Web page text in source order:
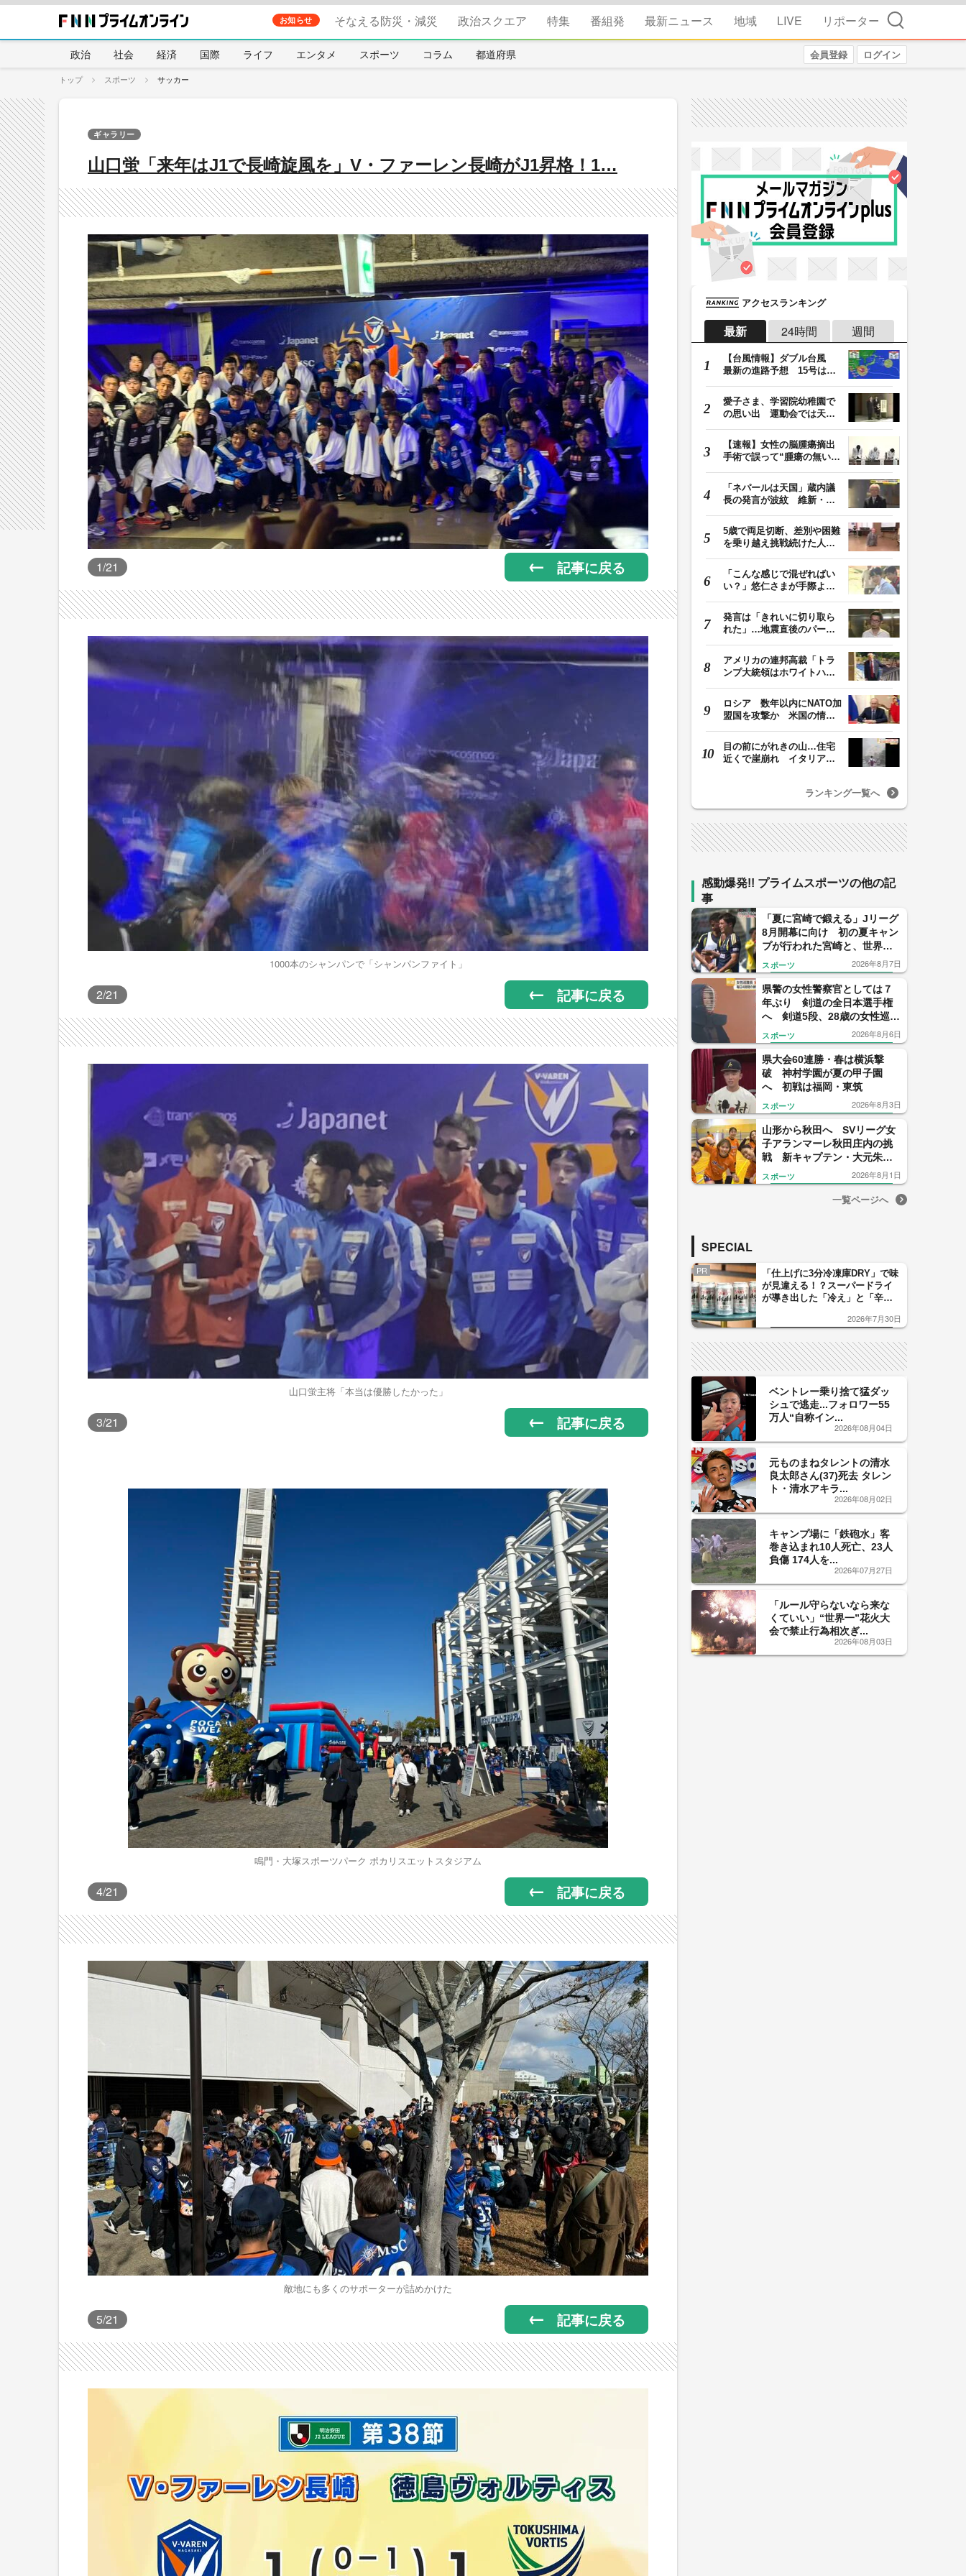
お知らせ そなえる防災・減災 政治スクエア 特集 番組発 最新ニュース 地域 LIVE リポーター 検索
政治 社会 経済 国際 ライフ エンタメ スポーツ コラム 都道府県 会員登録 ログイン
トップ スポーツ サッカー
山口蛍「来年はJ1で長崎旋風を」V・ファーレン長崎がJ1昇格！1…
ギャラリー
1/21 記事に戻る
1000本のシャンパンで「シャンパンファイト」
2/21 記事に戻る
山口蛍主将「本当は優勝したかった」
3/21 記事に戻る
鳴門・大塚スポーツパーク ポカリスエットスタジアム
4/21 記事に戻る
敵地にも多くのサポーターが詰めかけた
5/21 記事に戻る
アクセスランキング
最新 24時間 週間
【台風情報】ダブル台風
最新の進路予想 15号は北
愛子さま、学習院幼稚園で
の思い出 運動会では天皇
【速報】女性の脳腫瘍摘出
手術で誤って“腫瘍の無い部
「ネパールは天国」蔵内議
長の発言が波紋 維新・吉
5歳で両足切断、差別や困難
を乗り越え挑戦続けた人
「こんな感じで混ぜればい
い？」悠仁さまが手際よく
発言は「きれいに切り取ら
れた」…地震直後のパーテ
アメリカの連邦高裁「トラ
ンプ大統領はホワイトハウ
ロシア 数年以内にNATO加
盟国を攻撃か 米国の情報
目の前にがれきの山…住宅
近くで崖崩れ イタリア・
ランキング一覧へ
感動爆発!! プライムスポーツの他の記
事
「夏に宮崎で鍛える」Jリーグ
8月開幕に向け 初の夏キャン
プが行われた宮崎と、世界基
準を目指す日本サッカーの挑
戦
スポーツ 2026年8月7日
県警の女性警察官としては７
年ぶり 剣道の全日本選手権
へ 剣道5段、28歳の女性巡査
長の得意技は“裏から打つ面”
スポーツ 2026年8月6日
県大会60連勝・春は横浜撃
破 神村学園が夏の甲子園
へ 初戦は福岡・東筑
スポーツ 2026年8月3日
山形から秋田へ SVリーグ女
子アランマーレ秋田庄内の挑
戦 新キャプテン・大元朱菜
選手が語る“山形への感謝”と
新天地への決意
スポーツ 2026年8月1日
一覧ページへ
SPECIAL
PR
「仕上げに3分冷凍庫DRY」で味
が見違える！？スーパードライ
が導き出した「冷え」と「辛
した「辛口カーブ」が飲み頃の
2026年7月30日
ベントレー乗り捨て猛ダッ
シュで逃走...フォロワー55
万人“自称イン...
2026年08月04日
元ものまねタレントの清水
良太郎さん(37)死去 タレン
ト・清水アキラ...
2026年08月02日
キャンプ場に「鉄砲水」客
巻き込まれ10人死亡、23人
負傷 174人を...
2026年07月27日
「ルール守らないなら来な
くていい」“世界一”花火大
会で禁止行為相次ぎ...
2026年08月03日